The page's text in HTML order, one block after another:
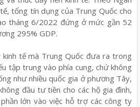
tổng tín dụng của Trung Quốc cho
tháng 6/2022 đứng ở mức gần 52
295% GDP.
kinh tế mà Trung Quốc đưa ra trong
tập trung vào phía cung, chứ không
như nhiều quốc gia ở phương Tây,
đầu tư tiền cho các hộ gia đình,
lớn vào việc hỗ trợ các công ty